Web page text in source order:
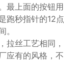
最上面的按钮用
跑秒指针的12点
。
拉丝工艺相同，
应有的风格，不